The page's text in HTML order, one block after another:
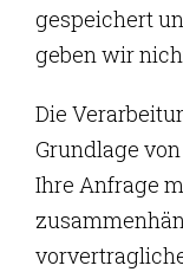
gespeichert
geben wir
Die
Grundlage von
Ihre Anfrage